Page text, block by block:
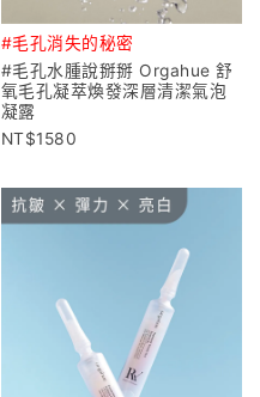
#毛孔消失的秘密
#毛孔水腫說掰掰 Orgahue 舒
氧毛孔凝萃煥發深層清潔氣泡
凝露
1580